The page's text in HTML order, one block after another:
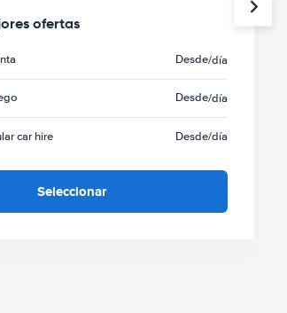
ofertas
Desde/día
Desde/día
car hire Desde/día
Seleccionar